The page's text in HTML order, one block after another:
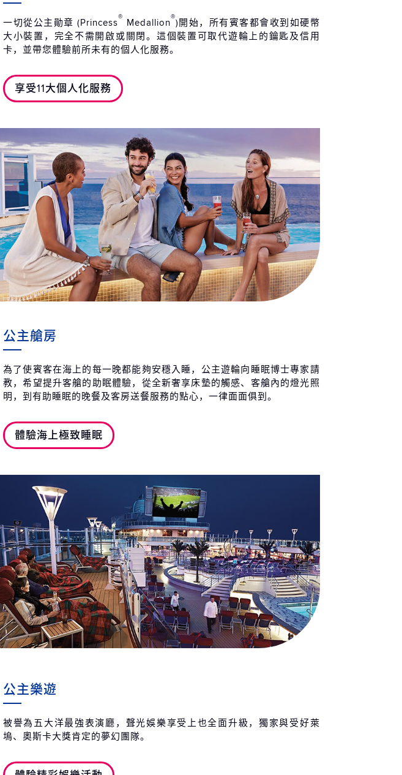
第14天 加拿大 溫哥華 抵達
2027 / 05 / 22 (六)
07:30 -
一切從公主勛章 (Princess® Medallion®)開始，所有賓客都會收到如硬幣
大小裝置，完全不需開啟或關閉。這個裝置可取代遊輪上的鑰匙及信用
卡，並帶您體驗前所未有的個人化服務。
享受11大個人化服務
公主艙房
為了使賓客在海上的每一晚都能夠安穩入睡，公主遊輪向睡眠博士專家請
教，希望提升客艙的助眠體驗，從全新奢享床墊的觸感、客艙內的燈光照
明，到有助睡眠的晚餐及客房送餐服務的點心，一律面面俱到。
體驗海上極致睡眠
公主樂遊
被譽為五大洋最強表演廳，聲光娛樂享受上也全面升級，獨家與受好萊
塢、奧斯卡大獎肯定的夢幻團隊。